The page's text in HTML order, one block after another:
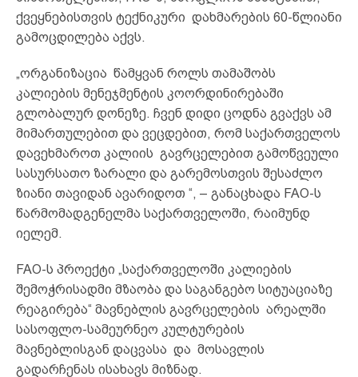
ქვეყნებისთვის ტექნიკური დახმარების 60-წლიანი
გამოცდილება აქვს.
„ორგანიზაცია წამყვან როლს თამაშობს
კალიების მენეჯმენტის კოორდინირებაში
გლობალურ დონეზე. ჩვენ დიდი ცოდნა გვაქვს ამ
მიმართულებით და ვეცდებით, რომ საქართველოს
დავეხმაროთ კალიის გავრცელებით გამოწვეული
სასურსათო ზარალი და გარემოსთვის შესაძლო
ზიანი თავიდან ავარიდოთ “, – განაცხადა FAO-ს
წარმომადგენელმა საქართველოში, რაიმუნდ
იელემ.
FAO-ს პროექტი „საქართველოში კალიების
შემოჭრისადმი მზაობა და საგანგებო სიტუაციაზე
რეაგირება“ მავნებლის გავრცელების არეალში
სასოფლო-სამეურნეო კულტურების
მავნებლისგან დაცვასა და მოსავლის
გადარჩენას ისახავს მიზნად.